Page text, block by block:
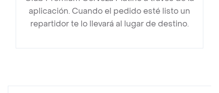
aplicación. Cuando el pedido esté listo un
repartidor te lo llevará al lugar de destino.